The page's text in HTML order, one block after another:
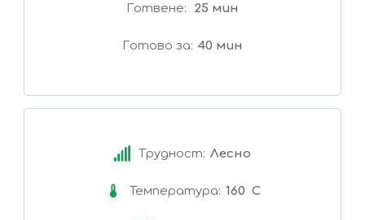
Готвене 25 мин
Готово за 40 мин
Трудност: Лесно
Температура: 160 C